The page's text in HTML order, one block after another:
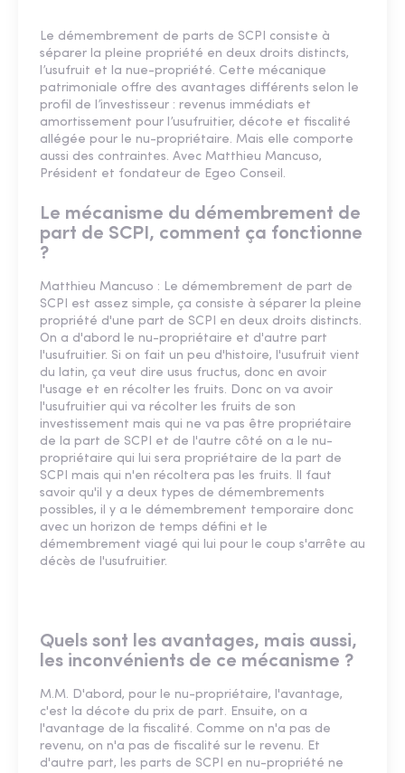
Le démembrement de parts de SCPI consiste à
séparer la pleine propriété en deux droits distincts,
l’usufruit et la nue-propriété. Cette mécanique
patrimoniale offre des avantages différents selon le
profil de l’investisseur : revenus immédiats et
amortissement pour l’usufruitier, décote et fiscalité
allégée pour le nu-propriétaire. Mais elle comporte
aussi des contraintes. Avec Matthieu Mancuso,
Président et fondateur de Egeo Conseil.
Le mécanisme du démembrement de
part de SCPI, comment ça fonctionne
?
Matthieu Mancuso : Le démembrement de part de
SCPI est assez simple, ça consiste à séparer la pleine
propriété d'une part de SCPI en deux droits distincts.
On a d'abord le nu-propriétaire et d'autre part
l'usufruitier. Si on fait un peu d'histoire, l'usufruit vient
du latin, ça veut dire usus fructus, donc en avoir
l'usage et en récolter les fruits. Donc on va avoir
l'usufruitier qui va récolter les fruits de son
investissement mais qui ne va pas être propriétaire
de la part de SCPI et de l'autre côté on a le nu-
propriétaire qui lui sera propriétaire de la part de
SCPI mais qui n'en récoltera pas les fruits. Il faut
savoir qu'il y a deux types de démembrements
possibles, il y a le démembrement temporaire donc
avec un horizon de temps défini et le
démembrement viagé qui lui pour le coup s'arrête au
décès de l'usufruitier.
Quels sont les avantages, mais aussi,
les inconvénients de ce mécanisme ?
M.M. D'abord, pour le nu-propriétaire, l'avantage,
c'est la décote du prix de part. Ensuite, on a
l'avantage de la fiscalité. Comme on n'a pas de
revenu, on n'a pas de fiscalité sur le revenu. Et
d'autre part, les parts de SCPI en nu-propriété ne